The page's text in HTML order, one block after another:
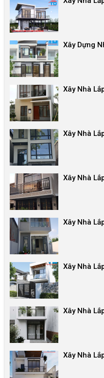
Xây Dựng
Xây Nhà
Xây Nhà
Xây Nhà
Xây Nhà
Xây Nhà
Xây Nhà
Xây Nhà